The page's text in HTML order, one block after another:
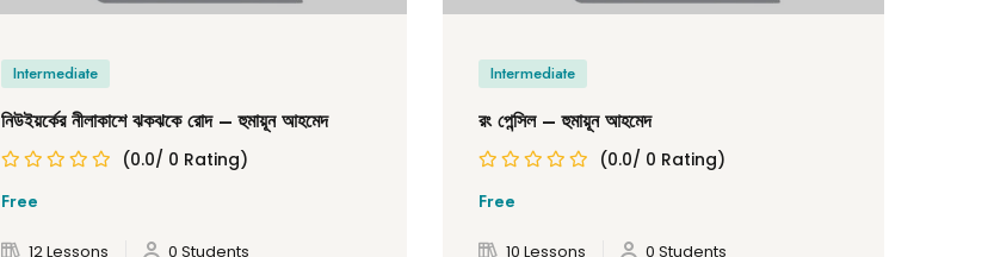
Intermediate
নিউইয়র্কের নীলাকাশে ঝকঝকে রোদ – হুমায়ূন আহমেদ
(0.0/ 0 Rating)
Free
12 Lessons 0 Students
Intermediate
রং পেন্সিল – হুমায়ূন আহমেদ
(0.0/ 0 Rating)
Free
10 Lessons 0 Students